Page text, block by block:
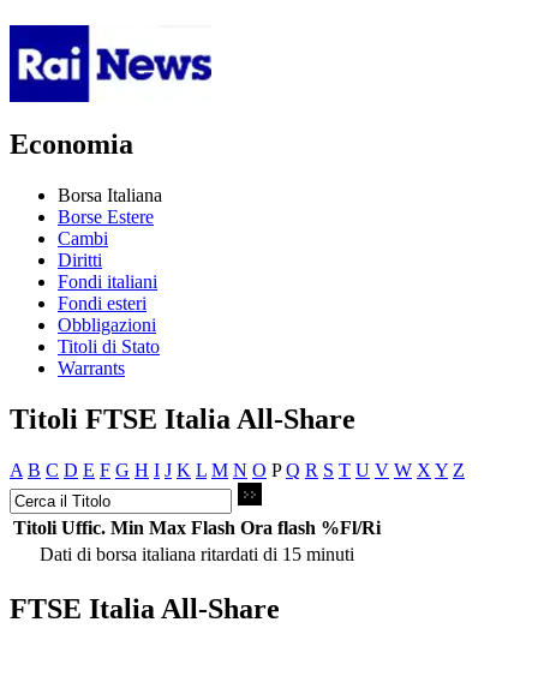
Economia
Borsa Italiana
Borse Estere
Cambi
Diritti
Fondi italiani
Fondi esteri
Obbligazioni
Titoli di Stato
Warrants
Titoli FTSE Italia All-Share
A B C D E F G H I J K L M N O PQ R S T U V W X Y Z
Titoli Uffic. Min Max Flash Ora flash %Fl/Ri
Dati di borsa italiana ritardati di 15 minuti
FTSE Italia All-Share